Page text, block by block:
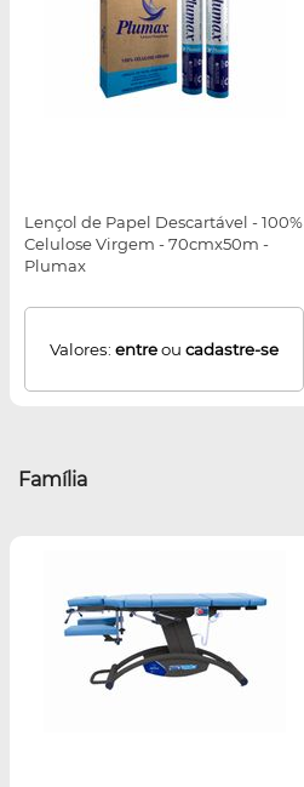
Lençol de Papel Descartável - 100%
Celulose Virgem - 70cmx50m -
Plumax
Valores: entreou cadastre-se
Família